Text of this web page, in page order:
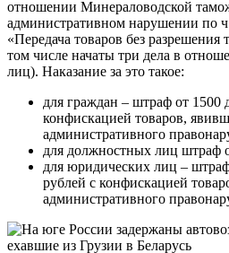
отношении Минераловодской
административном нарушении по
«Передача товаров без разрешения
том числе начаты три дела в
лиц). Наказание за это такое:
для граждан – штраф от 1500
конфискацией товаров,
административного
для должностных лиц штраф
для юридических лиц –
рублей с конфискацией
административного